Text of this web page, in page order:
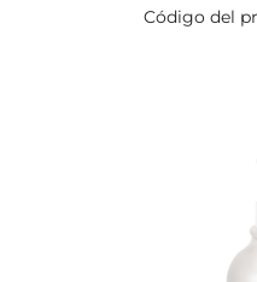
Código del